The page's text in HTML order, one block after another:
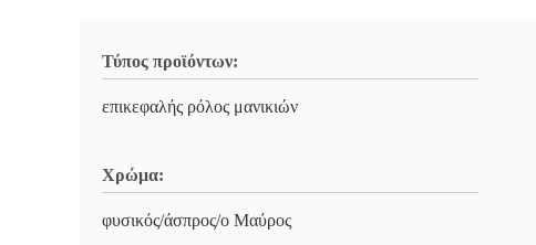
Τύπος προϊόντων:
επικεφαλής ρόλος μανικιών
Χρώμα:
φυσικός/άσπρος/ο Μαύρος